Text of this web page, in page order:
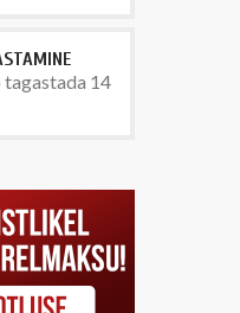
tagastada 14